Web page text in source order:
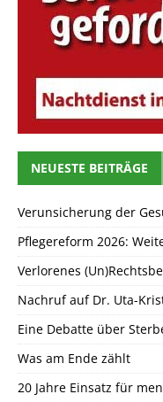
NEUESTE BEITRÄGE
Verunsicherung der
Pflegereform 2026:
Verlorenes
Nachruf auf Dr. Uta-
Eine Debatte über
Was am Ende zählt
20 Jahre Einsatz für